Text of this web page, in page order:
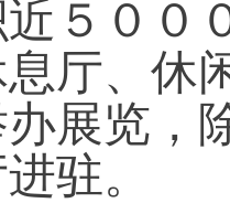
５００
息厅、休
展览，
驻。